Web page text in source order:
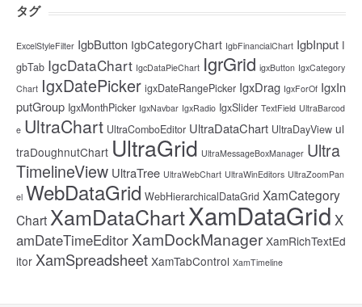
タグ
ExcelStyleFilter IgbButton IgbCategoryChart IgbFinancialChart IgbInput I
gbTab IgcDataChart IgcDataPieChart IgrGrid igxButton IgxCategory
Chart IgxDatePicker igxDateRangePicker IgxDrag IgxForOf IgxIn
putGroup IgxMonthPicker IgxNavbar IgxRadio IgxSlider TextField UltraBarcod
e UltraChart UltraComboEditor UltraDataChart UltraDayView ul
traDoughnutChart UltraGrid UltraMessageBoxManager Ultra
TimelineView UltraTree UltraWebChart UltraWinEditors UltraZoomPan
el WebDataGrid WebHierarchicalDataGrid XamCategory
Chart XamDataChartXamDataGrid X
amDateTimeEditor XamDockManager XamRichTextEd
itor XamSpreadsheet XamTabControl XamTimeline